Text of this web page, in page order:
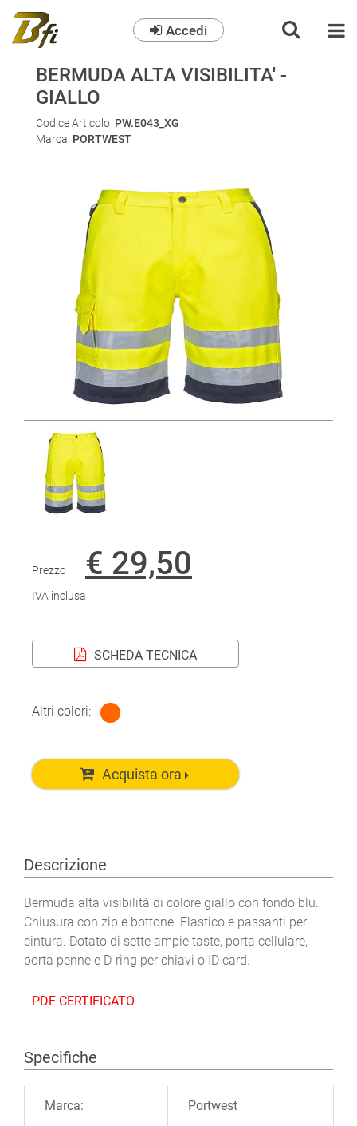
Accedi
BERMUDA ALTA VISIBILITA' -
GIALLO
Codice Articolo PW.E043_XG
Marca PORTWEST
Prezzo € 29,50
IVA inclusa
SCHEDA TECNICA
Altri colori:
Acquista ora
Descrizione
Bermuda alta visibilità di colore giallo con fondo blu.
Chiusura con zip e bottone. Elastico e passanti per
cintura. Dotato di sette ampie taste, porta cellulare,
porta penne e D-ring per chiavi o ID card.
PDF CERTIFICATO
Specifiche
Marca: Portwest